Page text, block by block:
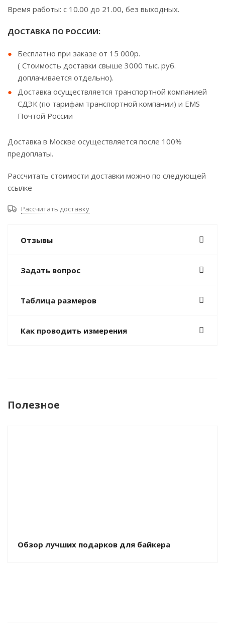
Время работы: с 10.00 до 21.00, без выходных.
ДОСТАВКА ПО РОССИИ:
Бесплатно при заказе от 15 000р.
( Стоимость доставки свыше 3000 тыс. руб.
доплачивается отдельно).
Доставка осуществляется транспортной компанией
СДЭК (по тарифам транспортной компании) и EMS
Почтой России
Доставка в Москве осуществляется после 100%
предоплаты.
Рассчитать стоимости доставки можно по следующей
ссылке
Рассчитать доставку
Отзывы
Задать вопрос
Таблица размеров
Как проводить измерения
Полезное
Обзор лучших подарков для байкера